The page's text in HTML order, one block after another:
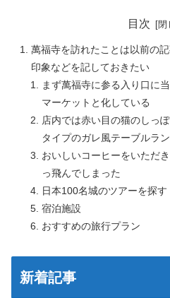
目次
萬福寺を訪れたことは以前の
印象などを記しておきたい
まず萬福寺に参る入り口に
マーケットと化している
店内では赤い目の猫のしっ
タイプのガレ風テーブルラ
おいしいコーヒーをいただ
っ飛んでしまった
日本100名城のツアーを探す
宿泊施設
おすすめの旅行プラン
新着記事